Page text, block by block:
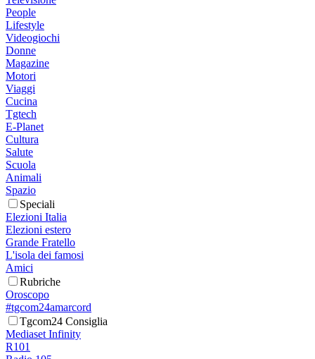
People
Lifestyle
Videogiochi
Donne
Magazine
Motori
Viaggi
Cucina
Tgtech
E-Planet
Cultura
Salute
Scuola
Animali
Spazio
Speciali
Elezioni Italia
Elezioni estero
Grande Fratello
L'isola dei famosi
Amici
Rubriche
Oroscopo
#tgcom24amarcord
Tgcom24 Consiglia
Mediaset Infinity
R101